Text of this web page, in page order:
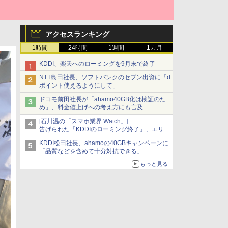
アクセスランキング
1時間 24時間 1週間 1カ月
KDDI、楽天へのローミングを9月末で終了
NTT島田社長、ソフトバンクのセブン出資に「d
ポイント使えるようにして」
ドコモ前田社長が「ahamo40GB化は検証のた
め」、料金値上げへの考え方にも言及
[石川温の「スマホ業界 Watch」]
告げられた「KDDIのローミング終了」、エリア
マップの落とし穴と楽天モバイルの課題
KDDI松田社長、ahamoの40GBキャンペーンに
「品質などを含めて十分対抗できる」
もっと見る